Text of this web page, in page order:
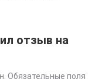
отзыв на
Обязательные поля